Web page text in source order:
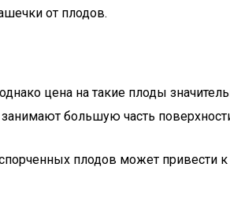
от плодов.
цена на такие плоды
большую часть
плодов может привести к